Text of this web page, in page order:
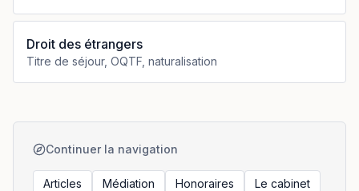
Droit des étrangers
Titre de séjour, OQTF, naturalisation
Continuer la navigation
Articles Médiation Honoraires
Le cabinet